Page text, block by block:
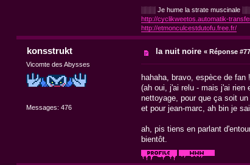
░░░ Je hume la strate muscinale
http://cyclikweetos.automatik-
http://etmonculcestdutofu.free.fr/
konsstrukt
Vicomte des Abysses
Messages: 476
la nuit noire « Réponse
hahaha, bravo, espèce de fan !
(ah oui, j'ai relu - mais j'ai
nettoyage, pour que ça soit
et pour jean-marc, ah bin je
ah, pis tiens en parlant
bientôt.